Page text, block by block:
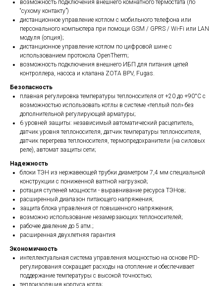
возможность подключения внешнего комнатного термостата (по
“сухому контакту”)
дистанционное управление котлом с мобильного телефона или
персонального компьютера при помощи GSM / GPRS / Wi-Fi или LAN
модуля (опция);
дистанционное управление котлом по цифровой шине с
использованием протокола OpenTherm;
возможность подключения внешнего ИБП для питания цепей
контроллера, насоса и клапана ZOTA BPV, Fugas.
Безопасность
плавная регулировка температуры теплоносителя от +20 до +90°С с
возможностью использовать котлы в системе «теплый пол» без
дополнительной регулирующей арматуры;
6 уровней защиты: независимый автоматический расцепитель,
датчик уровня теплоносителя, датчик температуры теплоносителя,
датчик перегрева теплоносителя, термопредохранители (на силовых
реле), автомат защиты сети;
Надежность
блоки ТЭН из нержавеющей трубки диаметром 7,4 мм специальной
конструкции с пониженной ваттной нагрузкой;
ротация ступеней мощности - выравнивание ресурса ТЭНов;
расширенный диапазон питающего напряжения;
защита блока управления от повышенного напряжения;
возможно использование незамерзающих теплоносителей;
рабочее давление до 5 атм.;
расширенная двухлетняя гарантия
Экономичность
интеллектуальная система управления мощностью на основе PID-
регулирования сокращает расходы на отопление и обеспечивает
поддержание температуры с высокой точностью;